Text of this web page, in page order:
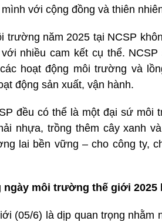
với cộng đồng và thiên
trường năm 2025 tại NCSP
nhiều cam kết cụ thể.
hoạt động môi trường và
động sản xuất, vận hành.
đều có thể là một đại sứ
nhựa, trồng thêm cây xanh
lai bền vững – cho công ty,
ngày môi trường thế giới 2025
(05/6) là dịp quan trọng nhằm